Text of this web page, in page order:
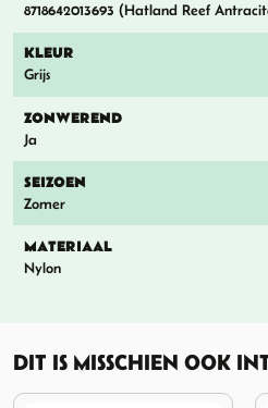
8718642013693 (Hatland Reef
KLEUR
Grijs
ZONWEREND
Ja
SEIZOEN
Zomer
MATERIAAL
Nylon
DIT IS MISSCHIEN OOK